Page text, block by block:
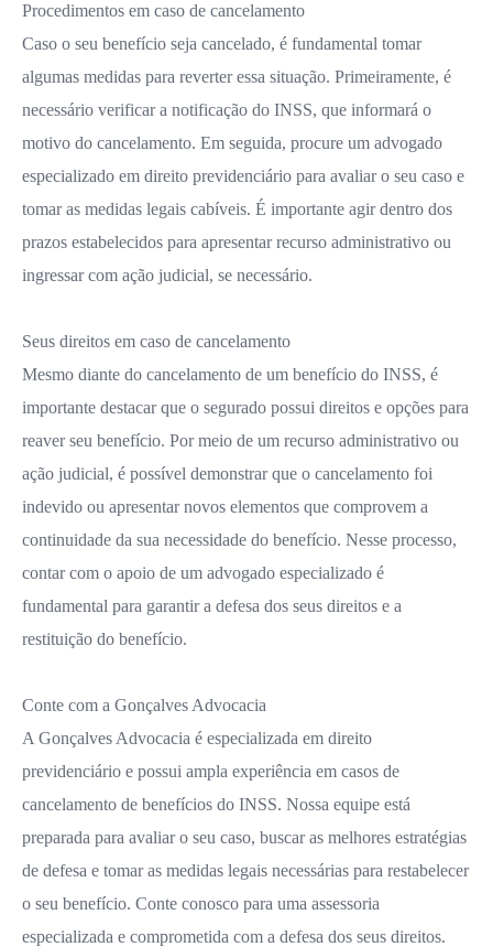
Procedimentos em caso de cancelamento
Caso o seu benefício seja cancelado, é fundamental tomar
algumas medidas para reverter essa situação. Primeiramente, é
necessário verificar a notificação do INSS, que informará o
motivo do cancelamento. Em seguida, procure um advogado
especializado em direito previdenciário para avaliar o seu caso e
tomar as medidas legais cabíveis. É importante agir dentro dos
prazos estabelecidos para apresentar recurso administrativo ou
ingressar com ação judicial, se necessário.
Seus direitos em caso de cancelamento
Mesmo diante do cancelamento de um benefício do INSS, é
importante destacar que o segurado possui direitos e opções para
reaver seu benefício. Por meio de um recurso administrativo ou
ação judicial, é possível demonstrar que o cancelamento foi
indevido ou apresentar novos elementos que comprovem a
continuidade da sua necessidade do benefício. Nesse processo,
contar com o apoio de um advogado especializado é
fundamental para garantir a defesa dos seus direitos e a
restituição do benefício.
Conte com a Gonçalves Advocacia
A Gonçalves Advocacia é especializada em direito
previdenciário e possui ampla experiência em casos de
cancelamento de benefícios do INSS. Nossa equipe está
preparada para avaliar o seu caso, buscar as melhores estratégias
de defesa e tomar as medidas legais necessárias para restabelecer
o seu benefício. Conte conosco para uma assessoria
especializada e comprometida com a defesa dos seus direitos.